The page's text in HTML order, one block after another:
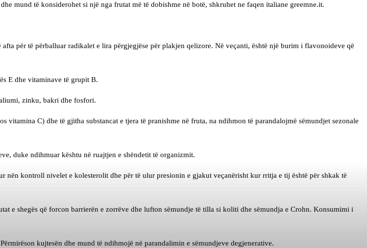
mund të konsiderohet si një nga frutat më të dobishme në botë, shkruhet ne faqen italiane greemne.it.
afta për të përballuar radikalet e lira përgjegjëse për plakjen qelizore. Në veçanti, është një burim i flavonoideve që
E dhe vitaminave të grupit B.
zinku, bakri dhe fosfori.
vitamina C) dhe të gjitha substancat e tjera të pranishme në fruta, na ndihmon të parandalojmë sëmundjet sezonale
duke ndihmuar kështu në ruajtjen e shëndetit të organizmit.
nën kontroll nivelet e kolesterolit dhe për të ulur presionin e gjakut veçanërisht kur rritja e tij është për shkak të
e shegës që forcon barrierën e zorrëve dhe lufton sëmundje të tilla si koliti dhe sëmundja e Crohn. Konsumimi i
kujtesën dhe mund të ndihmojë në parandalimin e sëmundjeve degjenerative.